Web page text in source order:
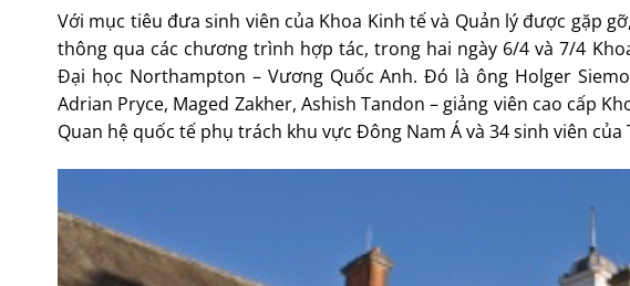
Với mục tiêu đưa sinh viên của Khoa Kinh tế và Quản lý được gặp
thông qua các chương trình hợp tác, trong hai ngày 6/4 và 7/4
Đại học Northampton – Vương Quốc Anh. Đó là ông Holger
Adrian Pryce, Maged Zakher, Ashish Tandon – giảng viên cao cấp
Quan hệ quốc tế phụ trách khu vực Đông Nam Á và 34 sinh viên